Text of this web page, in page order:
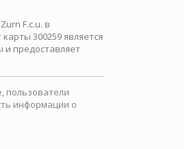
F.c.u. в
300259 является
и предоставляет
пользователи
информации о